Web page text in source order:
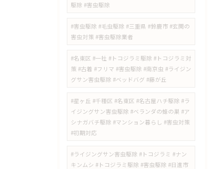
駆除 #害虫駆除
#害虫駆除 #毛虫駆除 #三重県 #鈴鹿市 #玄関の
害虫対策 #害虫駆除業者
#名東区 #一社 #トコジラミ駆除 #トコジラミ対
策 #古着 #フリマ #害虫駆除 #南京虫 #ライジン
グサン害虫駆除 #ベッドバグ #藤が丘
#星ヶ丘 #千種区 #名東区 #名古屋ハチ駆除 #ラ
イジングサン害虫駆除 #ベランダの蜂の巣 #ア
シナガバチ駆除 #マンション暮らし #害虫対策
#初期対応
#ライジングサン害虫駆除 #トコジラミ #ナン
キンムシ #トコジラミ駆除 #害虫駆除 #日進市